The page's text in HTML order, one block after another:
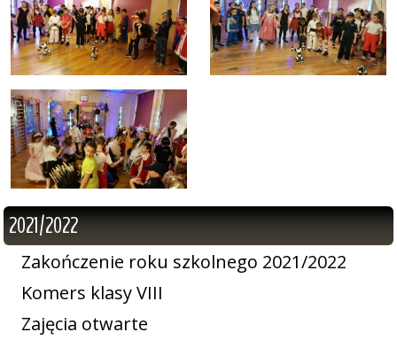
2021/2022
Zakończenie roku szkolnego 2021/2022
Komers klasy VIII
Zajęcia otwarte